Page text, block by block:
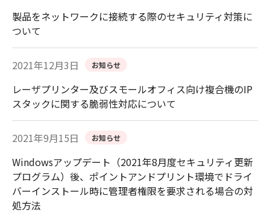
製品をネットワークに接続する際のセキュリティ対策に
ついて
2021年12月3日 お知らせ
レーザプリンター及びスモールオフィス向け複合機のIP
スタックに関する脆弱性対応について
2021年9月15日 お知らせ
Windowsアップデート（2021年8月度セキュリティ更新
プログラム）後、ポイントアンドプリント環境でドライ
バーインストール時に管理者権限を要求される場合の対
処方法